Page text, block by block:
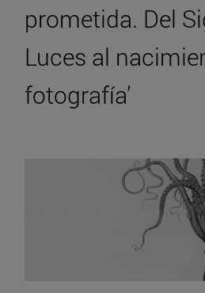
prometida. Del
Luces al
fotografía’